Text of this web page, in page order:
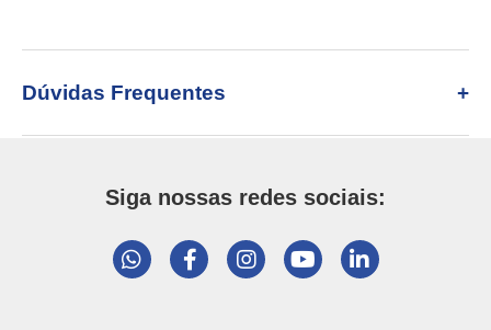
Dúvidas Frequentes
Siga nossas redes sociais: